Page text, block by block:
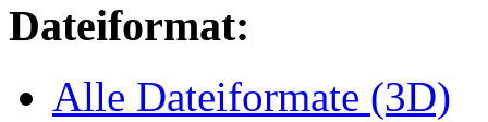
Dateiformat:
Alle Dateiformate (3D)